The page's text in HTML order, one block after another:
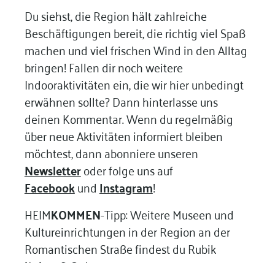
Du siehst, die Region hält zahlreiche
Beschäftigungen bereit, die richtig viel Spaß
machen und viel frischen Wind in den Alltag
bringen! Fallen dir noch weitere
Indooraktivitäten ein, die wir hier unbedingt
erwähnen sollte? Dann hinterlasse uns
deinen Kommentar. Wenn du regelmäßig
über neue Aktivitäten informiert bleiben
möchtest, dann abonniere unseren
Newsletteroder folge uns auf
FacebookundInstagram!
HEIMKOMMEN-Tipp: Weitere Museen und
Kultureinrichtungen in der Region an der
Romantischen Straße findest du Rubik